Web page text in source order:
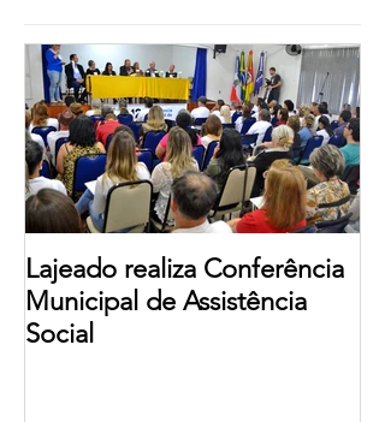
Lajeado realiza Conferência
Municipal de Assistência
Social